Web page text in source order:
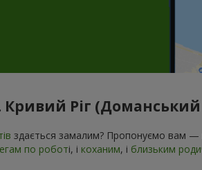
Ріг
здається замалим? Пропонуємо вам —
по роботі, і коханим, і близьким